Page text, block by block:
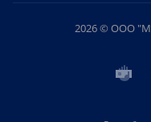
2026 © ООО